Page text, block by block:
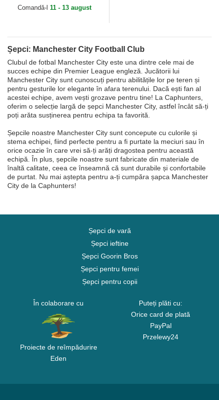
Club Premier League...
Comandă-l 11 - 13 august
Șepci: Manchester City Football Club
Clubul de fotbal Manchester City este una dintre cele mai de
succes echipe din Premier League engleză. Jucătorii lui
Manchester City sunt cunoscuți pentru abilitățile lor pe teren și
pentru gesturile lor elegante în afara terenului. Dacă ești fan al
acestei echipe, avem vești grozave pentru tine! La Caphunters,
oferim o selecție largă de șepci Manchester City, astfel încât să-ți
poți arăta susținerea pentru echipa ta favorită.
Șepcile noastre Manchester City sunt concepute cu culorile și
stema echipei, fiind perfecte pentru a fi purtate la meciuri sau în
orice ocazie în care vrei să-ți arăți dragostea pentru această
echipă. În plus, șepcile noastre sunt fabricate din materiale de
înaltă calitate, ceea ce înseamnă că sunt durabile și confortabile
de purtat. Nu mai aștepta pentru a-ți cumpăra șapca Manchester
City de la Caphunters!
Șepci de vară
Șepci ieftine
Șepci Goorin Bros
Șepci pentru femei
Șepci pentru copii
În colaborare cu
Proiecte de reîmpădurire
Eden
Puteți plăti cu:
Orice card de plată
PayPal
Przelewy24